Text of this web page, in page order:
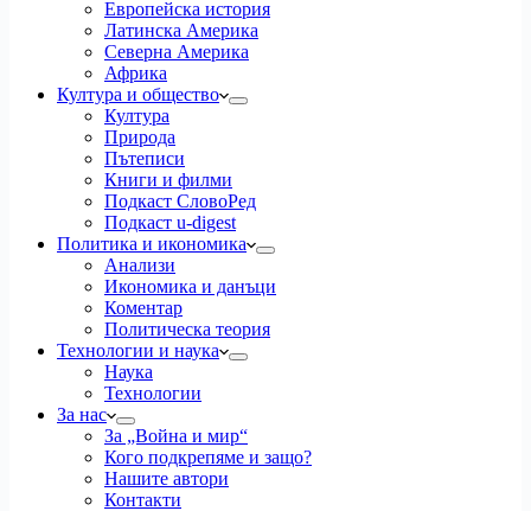
Европейска история
Латинска Америка
Северна Америка
Африка
Култура и общество
Култура
Природа
Пътеписи
Книги и филми
Подкаст СловоРед
Подкаст u-digest
Политика и икономика
Анализи
Икономика и данъци
Коментар
Политическа теория
Технологии и наука
Наука
Технологии
За нас
За „Война и мир“
Кого подкрепяме и защо?
Нашите автори
Контакти